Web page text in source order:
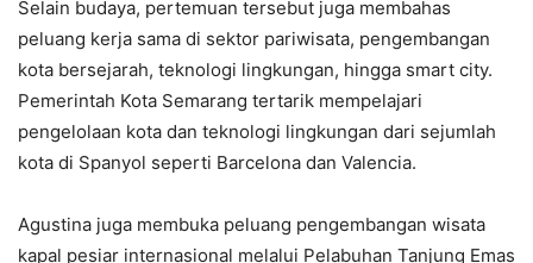
Selain budaya, pertemuan tersebut juga membahas
peluang kerja sama di sektor pariwisata, pengembangan
kota bersejarah, teknologi lingkungan, hingga smart city.
Pemerintah Kota Semarang tertarik mempelajari
pengelolaan kota dan teknologi lingkungan dari sejumlah
kota di Spanyol seperti Barcelona dan Valencia.
Agustina juga membuka peluang pengembangan wisata
kapal pesiar internasional melalui Pelabuhan Tanjung Emas